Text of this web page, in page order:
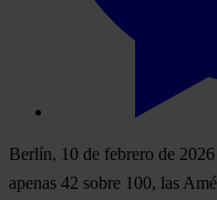
Berlín, 10 de febrero de 2026
apenas 42 sobre 100, las